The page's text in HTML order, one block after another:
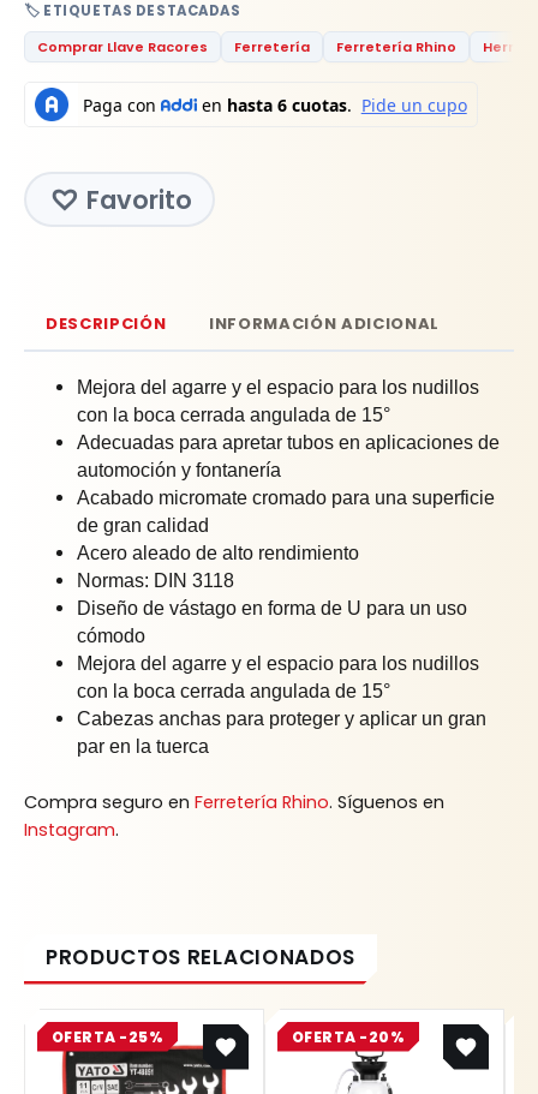
🏷️ ETIQUETAS DESTACADAS
Comprar Llave Racores
Ferretería Ferretería Rhino
Favorito
DESCRIPCIÓN INFORMACIÓN ADICIONAL
Mejora del agarre y el espacio para los nudillos
con la boca cerrada angulada de 15°
Adecuadas para apretar tubos en aplicaciones de
automoción y fontanería
Acabado micromate cromado para una superficie
de gran calidad
Acero aleado de alto rendimiento
Normas: DIN 3118
Diseño de vástago en forma de U para un uso
cómodo
Mejora del agarre y el espacio para los nudillos
con la boca cerrada angulada de 15°
Cabezas anchas para proteger y aplicar un gran
par en la tuerca
Compra seguro en Ferretería Rhino. Síguenos en
Instagram.
OFERTA -25%
Original
price
was:
$ 218.800.
Current
price
is:
$ 164.100.
OFERTA -20%
Original
price
was:
$ 77.700.
Current
price
is:
$ 62.160.